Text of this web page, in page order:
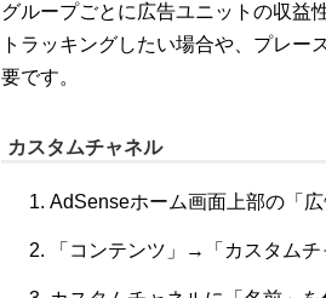
グループごとに広告ユニットの収益
トラッキングしたい場合や、プレ
要です。
カスタムチャネル
AdSenseホーム画面上部の「
「コンテンツ」→「カスタム